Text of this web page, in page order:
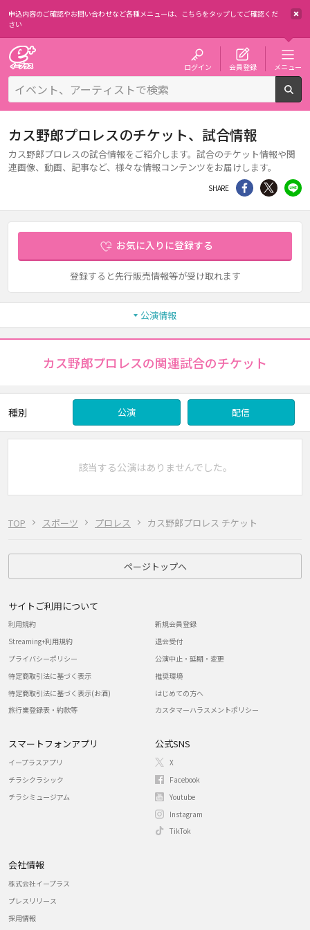
申込内容のご確認やお問い合わせなど各種メニューは、 こちらをタップしてご確認くだ
さい
ログイン 会員登録 メニュー
TOP スポーツ プロレス カス野郎プロレス チケット
カス野郎プロレスのチケット、試合情報
カス野郎プロレスの試合情報をご紹介します。試合のチケット情報や関
連画像、動画、記事など、様々な情報コンテンツをお届けします。
SHARE シェア Twitter
お気に入りに登録する
登録すると先行販売情報等が受け取れます
公演情報
カス野郎プロレスの関連試合のチケット
種別 公演 配信
該当する公演はありませんでした。
ページトップへ
サイトご利用について
利用規約
Streaming+利用規約
プライバシーポリシー
特定商取引法に基づく表示
特定商取引法に基づく表示(お酒)
旅行業登録表・約款等
新規会員登録
退会受付
公演中止・延期・変更
推奨環境
はじめての方へ
カスタマーハラスメントポリシー
スマートフォンアプリ
イープラスアプリ
チラシクラシック
チラシミュージアム
公式SNS
X
Facebook
Youtube
Instagram
TikTok
会社情報
株式会社イープラス
プレスリリース
採用情報